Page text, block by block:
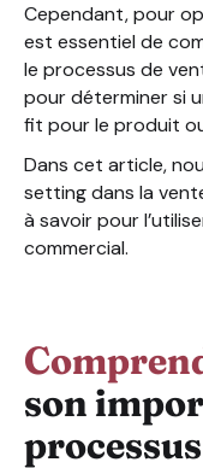
Cependant, pour
est essentiel de
le processus de
pour déterminer si
fit pour le produit
Dans cet article,
setting dans la
à savoir pour
commercial.
son